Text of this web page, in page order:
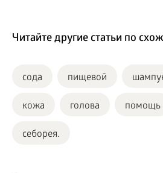
Читайте другие статьи по
сода пищевой
кожа голова помощь
себорея.